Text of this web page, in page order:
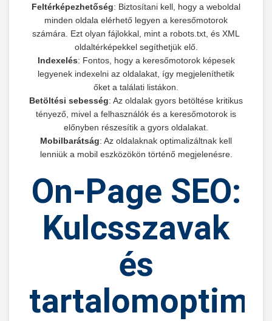
Feltérképezhetőség: Biztosítani kell, hogy a weboldal
minden oldala elérhető legyen a keresőmotorok
számára. Ezt olyan fájlokkal, mint a robots.txt, és XML
oldaltérképekkel segíthetjük elő.
Indexelés: Fontos, hogy a keresőmotorok képesek
legyenek indexelni az oldalakat, így megjeleníthetik
őket a találati listákon.
Betöltési sebesség: Az oldalak gyors betöltése kritikus
tényező, mivel a felhasználók és a keresőmotorok is
előnyben részesítik a gyors oldalakat.
Mobilbarátság: Az oldalaknak optimalizáltnak kell
lenniük a mobil eszközökön történő megjelenésre.
On-Page SEO:
Kulcsszavak
és